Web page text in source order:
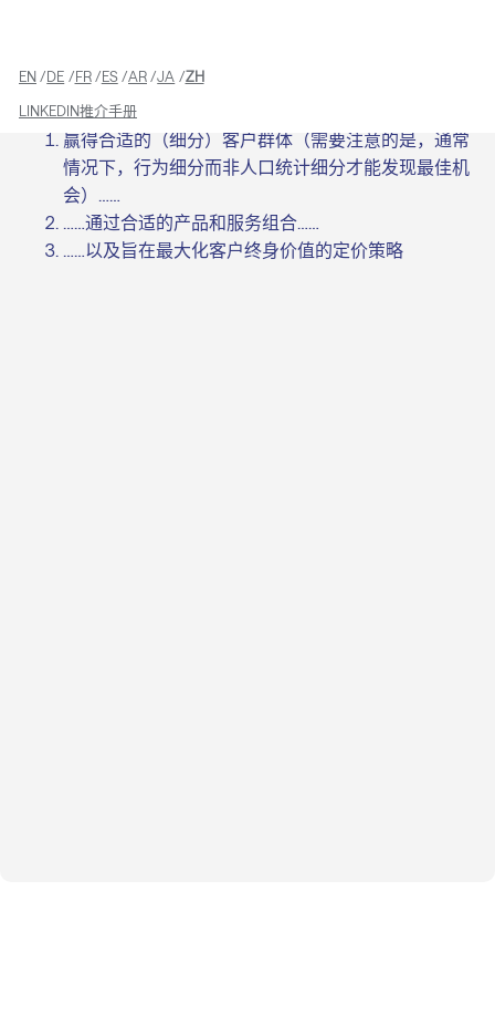
LINKEDIN推介手册
EN DE FR ES AR JA ZH
赢得合适的（细分）客户群体（需要注意的是，通常
情况下，行为细分而非人口统计细分才能发现最佳机
会）……
……通过合适的产品和服务组合……
……以及旨在最大化客户终身价值的定价策略